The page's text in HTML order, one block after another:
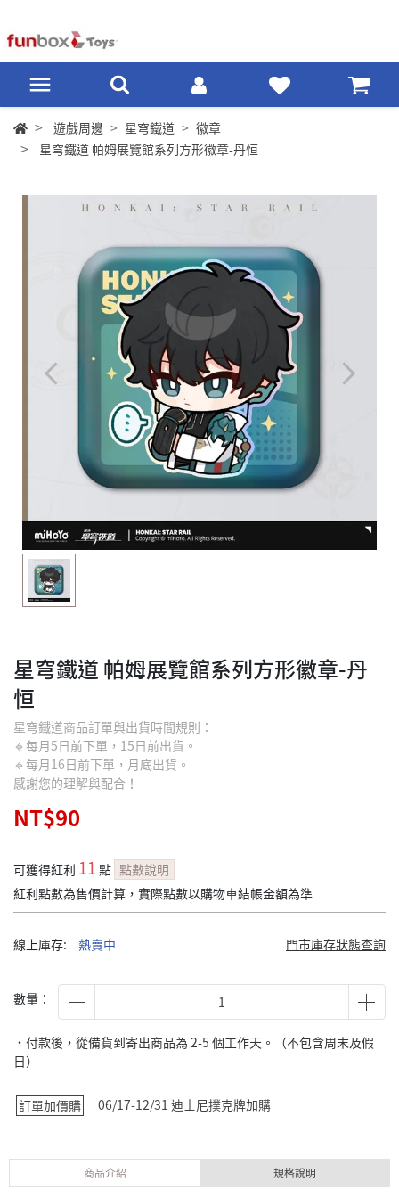
遊戲周邊 星穹鐵道
徽章
星穹鐵道 帕姆展覽館系列方形徽章-丹恒
星穹鐵道 帕姆展覽館系列方形徽章-丹
恒
星穹鐵道商品訂單與出貨時間規則：
🔹每月5日前下單，15日前出貨。
🔹每月16日前下單，月底出貨。
感謝您的理解與配合！
NT$90
可獲得紅利 11 點 點數說明
紅利點數為售價計算，實際點數以購物車結帳金額為準
線上庫存: 熱賣中 門市庫存狀態查詢
數量：
˙付款後，從備貨到寄出商品為 2-5 個工作天。（不包含周末及假
日）
訂單加價購 06/17-12/31 迪士尼撲克牌加購
商品介紹 規格說明